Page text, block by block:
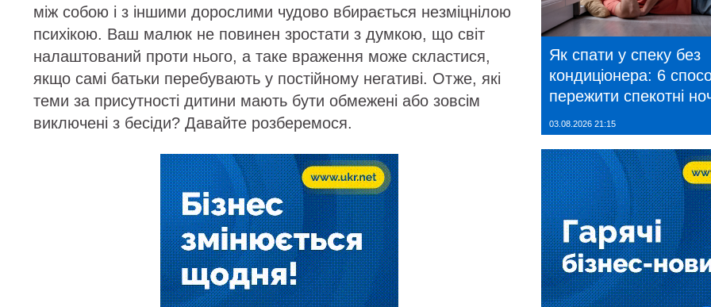
між собою і з іншими дорослими чудово вбирається незміцнілою
психікою. Ваш малюк не повинен зростати з думкою, що світ
налаштований проти нього, а таке враження може скластися,
якщо самі батьки перебувають у постійному негативі. Отже, які
теми за присутності дитини мають бути обмежені або зовсім
виключені з бесіди? Давайте розберемося.
Як спати у спеку без
кондиціонера: 6
пережити спекотні
03.08.2026 21:15